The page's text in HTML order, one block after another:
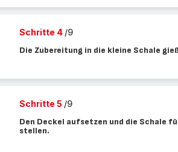
Schritte 4 /9
Die Zubereitung in die kleine Schale
Schritte 5 /9
Den Deckel aufsetzen und die Schale
stellen.